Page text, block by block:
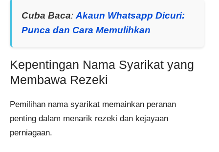
Cuba Baca:Akaun Whatsapp Dicuri:
Punca dan Cara Memulihkan
Kepentingan Nama Syarikat yang
Membawa Rezeki
Pemilihan nama syarikat memainkan peranan
penting dalam menarik rezeki dan kejayaan
perniagaan.